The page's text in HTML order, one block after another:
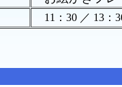
11：30 ／ 13